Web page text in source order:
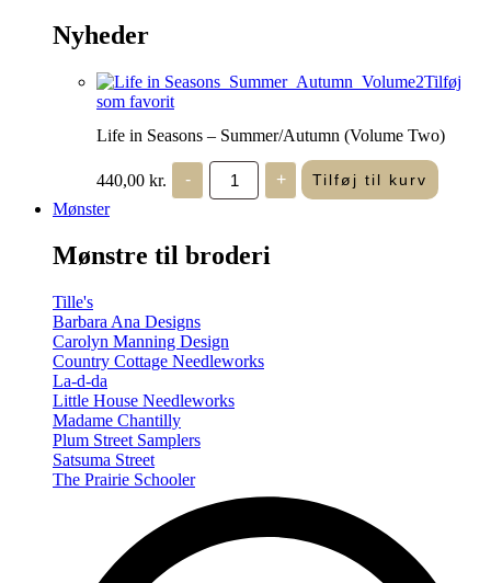
Nyheder
Tilføj
som favorit
Life in Seasons – Summer/Autumn (Volume Two)
440,00 kr. -
Life
Seasons
(Volume
+ Tilføj til kurv
Mønster
Mønstre til broderi
Tille's
Barbara Ana Designs
Carolyn Manning Design
Country Cottage Needleworks
La-d-da
Little House Needleworks
Madame Chantilly
Plum Street Samplers
Satsuma Street
The Prairie Schooler